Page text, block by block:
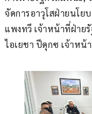
จัดการอาวุโสฝ่ายนโย
แพงทวี เจ้าหน้าที่ฝ่าย
ไอเยชา ปีดุกซ เจ้าห